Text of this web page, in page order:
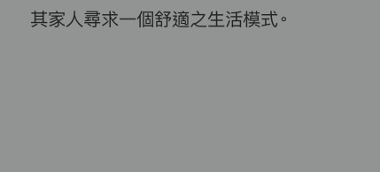
其家人尋求一個舒適之生活模式。